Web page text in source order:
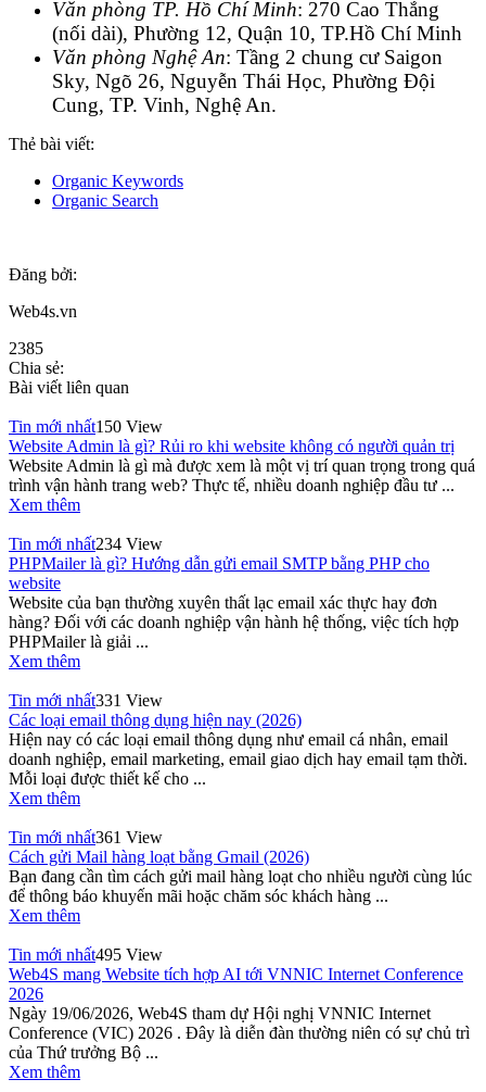
Văn phòng TP. Hồ Chí Minh: 270 Cao Thắng
(nối dài), Phường 12, Quận 10, TP.Hồ Chí Minh
Văn phòng Nghệ An: Tầng 2 chung cư Saigon
Sky, Ngõ 26, Nguyễn Thái Học, Phường Đội
Cung, TP. Vinh, Nghệ An.
Thẻ bài viết:
Organic Keywords
Organic Search
Đăng bởi:
Web4s.vn
2385
Chia sẻ:
Bài viết liên quan
Tin mới nhất150 View
Website Admin là gì? Rủi ro khi website không có người quản trị
Website Admin là gì mà được xem là một vị trí quan trọng trong quá
trình vận hành trang web? Thực tế, nhiều doanh nghiệp đầu tư ...
Xem thêm
Tin mới nhất234 View
PHPMailer là gì? Hướng dẫn gửi email SMTP bằng PHP cho
website
Website của bạn thường xuyên thất lạc email xác thực hay đơn
hàng? Đối với các doanh nghiệp vận hành hệ thống, việc tích hợp
PHPMailer là giải ...
Xem thêm
Tin mới nhất331 View
Các loại email thông dụng hiện nay (2026)
Hiện nay có các loại email thông dụng như email cá nhân, email
doanh nghiệp, email marketing, email giao dịch hay email tạm thời.
Mỗi loại được thiết kế cho ...
Xem thêm
Tin mới nhất361 View
Cách gửi Mail hàng loạt bằng Gmail (2026)
Bạn đang cần tìm cách gửi mail hàng loạt cho nhiều người cùng lúc
để thông báo khuyến mãi hoặc chăm sóc khách hàng ...
Xem thêm
Tin mới nhất495 View
Web4S mang Website tích hợp AI tới VNNIC Internet Conference
2026
Ngày 19/06/2026, Web4S tham dự Hội nghị VNNIC Internet
Conference (VIC) 2026 . Đây là diễn đàn thường niên có sự chủ trì
của Thứ trưởng Bộ ...
Xem thêm